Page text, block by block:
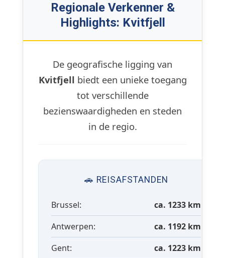
Regionale Verkenner &
Highlights: Kvitfjell
De geografische ligging van
Kvitfjell biedt een unieke toegang
tot verschillende
bezienswaardigheden en steden
in de regio.
🚗 REISAFSTANDEN
Brussel:
ca. 1233 km
Antwerpen:
ca. 1192 km
Gent:
ca. 1223 km